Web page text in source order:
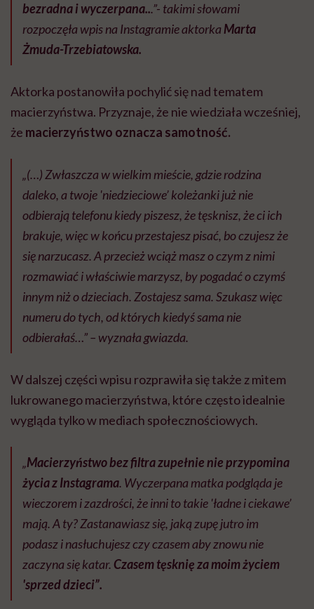
bezradna i wyczerpana...”- takimi słowami
rozpoczęła wpis na Instagramie aktorka Marta
Żmuda-Trzebiatowska.
Aktorka postanowiła pochylić się nad tematem
macierzyństwa. Przyznaje, że nie wiedziała wcześniej,
że macierzyństwo oznacza samotność.
„(…) Zwłaszcza w wielkim mieście, gdzie rodzina
daleko, a twoje 'niedzieciowe’ koleżanki już nie
odbierają telefonu kiedy piszesz, że tęsknisz, że ci ich
brakuje, więc w końcu przestajesz pisać, bo czujesz że
się narzucasz. A przecież wciąż masz o czym z nimi
rozmawiać i właściwie marzysz, by pogadać o czymś
innym niż o dzieciach. Zostajesz sama. Szukasz więc
numeru do tych, od których kiedyś sama nie
odbierałaś…” – wyznała gwiazda.
W dalszej części wpisu rozprawiła się także z mitem
lukrowanego macierzyństwa, które często idealnie
wygląda tylko w mediach społecznościowych.
„Macierzyństwo bez filtra zupełnie nie przypomina
życia z Instagrama. Wyczerpana matka podgląda je
wieczorem i zazdrości, że inni to takie 'ładne i ciekawe’
mają. A ty? Zastanawiasz się, jaką zupę jutro im
podasz i nasłuchujesz czy czasem aby znowu nie
zaczyna się katar. Czasem tęsknię za moim życiem
'sprzed dzieci”.